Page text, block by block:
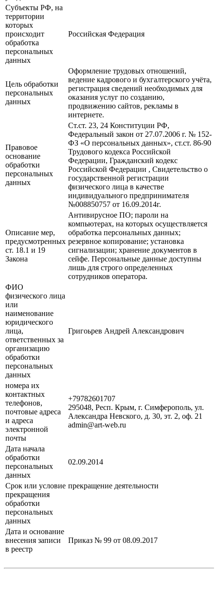
Субъекты РФ, на
территории
которых
происходит
обработка
персональных
данных
Российская Федерация
Цель обработки
персональных
данных
Оформление трудовых отношений,
ведение кадрового и бухгалтерского учёта,
регистрация сведений необходимых для
оказания услуг по созданию,
продвижению сайтов, рекламы в
интернете.
Правовое
основание
обработки
персональных
данных
Ст.ст. 23, 24 Конституции РФ,
Федеральный закон от 27.07.2006 г. № 152-
ФЗ «О персональных данных», ст.ст. 86-90
Трудового кодекса Российской
Федерации, Гражданский кодекс
Российской Федерации , Свидетельство о
государственной регистрации
физического лица в качестве
индивидуального предпринимателя
№008850757 от 16.09.2014г.
Описание мер,
предусмотренных
ст. 18.1 и 19
Закона
Антивирусное ПО; пароли на
компьютерах, на которых осуществляется
обработка персональных данных;
резервное копирование; установка
сигнализации; хранение документов в
сейфе. Персональные данные доступны
лишь для строго определенных
сотрудников оператора.
ФИО
физического лица
или
наименование
юридического
лица,
ответственных за
организацию
обработки
персональных
данных
Григоьрев Андрей Александрович
номера их
контактных
телефонов,
почтовые адреса
и адреса
электронной
почты
+79782601707
295048, Респ. Крым, г. Симферополь, ул.
Александра Невского, д. 30, эт. 2, оф. 21
admin@art-web.ru
Дата начала
обработки
персональных
данных
02.09.2014
Срок или условие
прекращения
обработки
персональных
данных
прекращение деятельности
Дата и основание
внесения записи
в реестр
Приказ № 99 от 08.09.2017